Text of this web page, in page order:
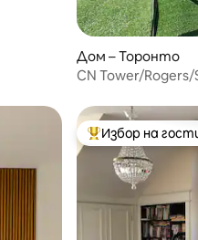
Дом – Торонто
CN Tower/
Най-популярен
Избор на